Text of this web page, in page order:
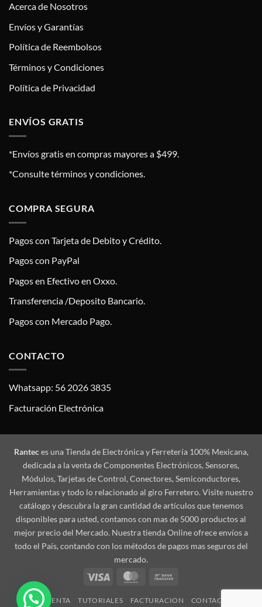
Acerca de Nosotros
Envíos y Garantías
Política de Reembolsos
Términos y Condiciones
Política de Privacidad
ENVÍOS GRATIS
*Envíos gratis en compras mayores a $499.
*Consulte términos y condiciones.
COMPRA SEGURA
Pagos con Tarjeta de Debito y Crédito.
Pagos con PayPal
Pagos en Efectivo en Oxxo.
Transferencia /Deposito Bancario.
Pagos con Mercado Pago.
CONTACTO
Whatsapp: 56 2026 3835
Facturación Electrónica
Ranteces una Tienda de Electrónica y Ferretería 100% Mexicana,
dedicada a la venta de Componentes Electrónicos, Sensores,
Módulos, Tarjetas de Control, Conectores, Semiconductores,
Herramientas y todo lo relacionado al giro Ferretero. Visite nuestro
catálogo y descubra la gran cantidad de artículos que tenemos
disponibles para usted, contamos con mas de 5000 productos al
mejor precio del Mercado. Nuestra tienda Online ofrece envíos a
todo el País, contando con los métodos de pagos mas seguros del
mercado.
Visa
MasterCard
MI CUENTA TUTORIALES FACTURACION CONTACTO